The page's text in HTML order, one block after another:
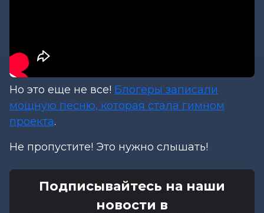
Но это еще не все! Блогеры записали
мощную песню, которая стала гимном
проекта.
Не пропустите! Это нужно слышать!
Подписывайтесь на наши
новости в